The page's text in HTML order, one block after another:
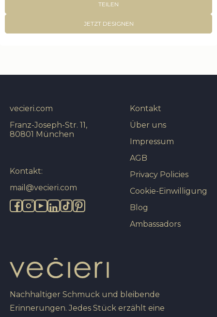
TEILEN
JETZT DESIGNEN
Nachhaltiger Schmuck und bleibende
Erinnerungen. Jedes Stück erzählt eine
Kontakt
Über uns
Impressum
AGB
Privacy Policies
Cookie-Einwilligung
Blog
Ambassadors
vecieri.com
Franz-Joseph-Str. 11,
80801 München
Kontakt:
mail@vecieri.com